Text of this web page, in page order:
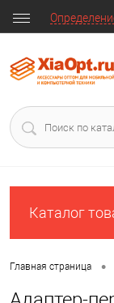
Каталог
Главная страница •